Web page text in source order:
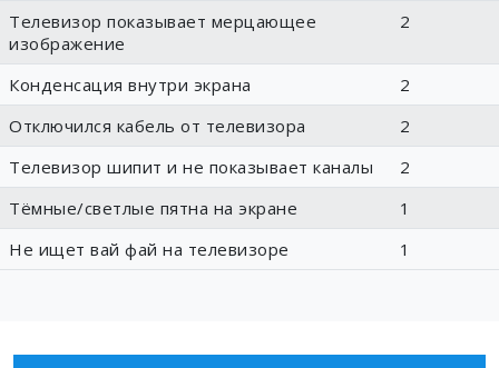
Телевизор показывает мерцающее
изображение
2
Конденсация внутри экрана
2
Отключился кабель от телевизора
2
Телевизор шипит и не показывает каналы
2
Тёмные/светлые пятна на экране
1
Не ищет вай фай на телевизоре
1